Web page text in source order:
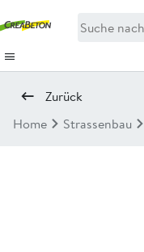
Zurück
Home
Strassenbau